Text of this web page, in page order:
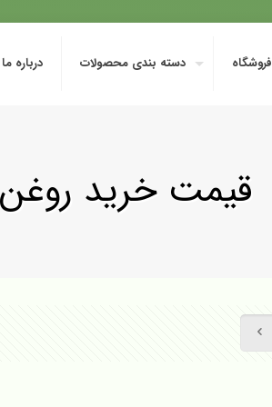
فروشگاه دسته بندی محصولات درباره ما
قیمت خرید روغن